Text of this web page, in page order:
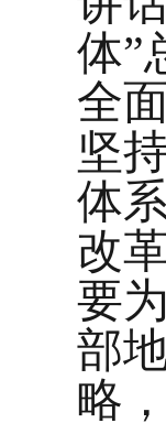
体”
全
坚
体
改
要
部
略